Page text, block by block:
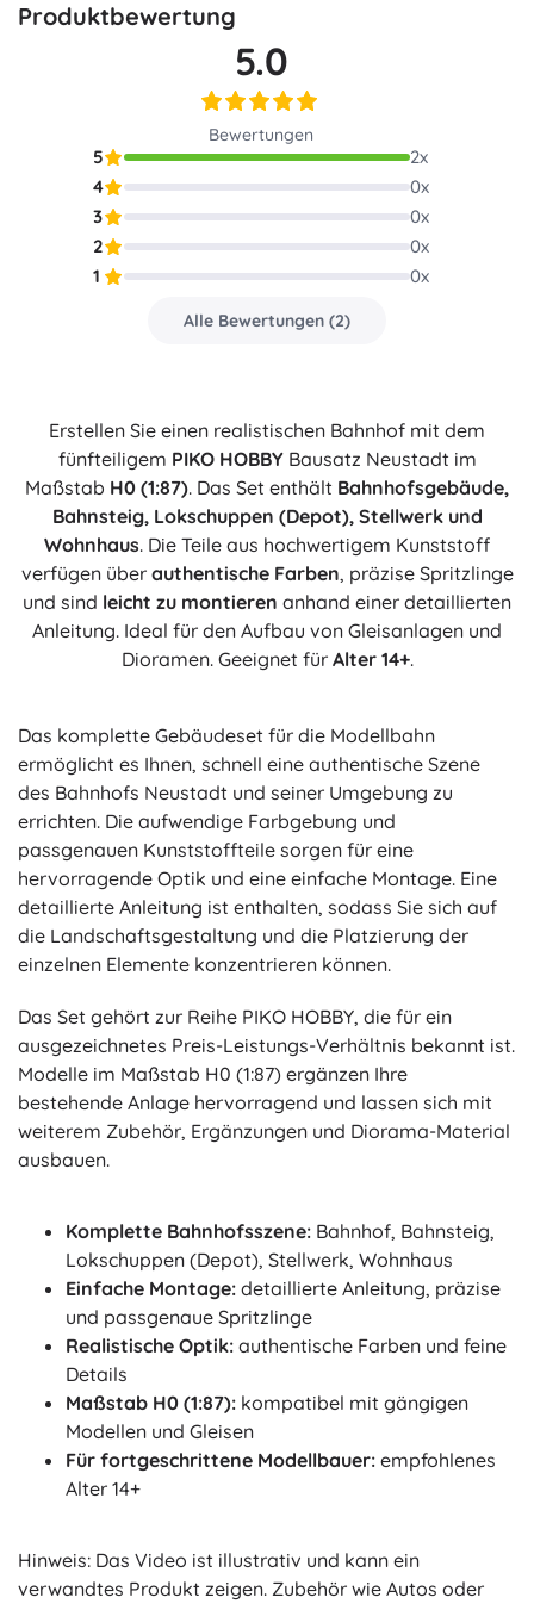
Produktbewertung
5.0
Bewertungen
5 2x
4
0x
3
0x
2
0x
1
0x
Alle Bewertungen (2)
Erstellen Sie einen realistischen Bahnhof mit dem
fünfteiligem PIKO HOBBYBausatz Neustadt im
Maßstab H0 (1:87). Das Set enthält Bahnhofsgebäude,
Bahnsteig, Lokschuppen (Depot), Stellwerk und
Wohnhaus. Die Teile aus hochwertigem Kunststoff
verfügen über authentische Farben, präzise Spritzlinge
und sind leicht zu montieren anhand einer detaillierten
Anleitung. Ideal für den Aufbau von Gleisanlagen und
Dioramen. Geeignet für Alter 14+.
Das komplette Gebäudeset für die Modellbahn
ermöglicht es Ihnen, schnell eine authentische Szene
des Bahnhofs Neustadt und seiner Umgebung zu
errichten. Die aufwendige Farbgebung und
passgenauen Kunststoffteile sorgen für eine
hervorragende Optik und eine einfache Montage. Eine
detaillierte Anleitung ist enthalten, sodass Sie sich auf
die Landschaftsgestaltung und die Platzierung der
einzelnen Elemente konzentrieren können.
Das Set gehört zur Reihe PIKO HOBBY, die für ein
ausgezeichnetes Preis-Leistungs-Verhältnis bekannt ist.
Modelle im Maßstab H0 (1:87) ergänzen Ihre
bestehende Anlage hervorragend und lassen sich mit
weiterem Zubehör, Ergänzungen und Diorama-Material
ausbauen.
Komplette Bahnhofsszene: Bahnhof, Bahnsteig,
Lokschuppen (Depot), Stellwerk, Wohnhaus
Einfache Montage: detaillierte Anleitung, präzise
und passgenaue Spritzlinge
Realistische Optik: authentische Farben und feine
Details
Maßstab H0 (1:87): kompatibel mit gängigen
Modellen und Gleisen
Für fortgeschrittene Modellbauer: empfohlenes
Alter 14+
Hinweis: Das Video ist illustrativ und kann ein
verwandtes Produkt zeigen. Zubehör wie Autos oder